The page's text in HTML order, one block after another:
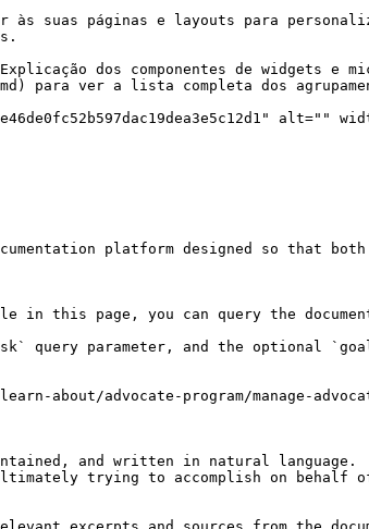
às suas páginas e layouts para
[Explicação dos componentes de
para ver a lista completa dos
alt=""
platform designed so that
this page, you can query the
query parameter, and the optional
about/advocate-program/manage-
and written in natural language.
trying to accomplish on behalf